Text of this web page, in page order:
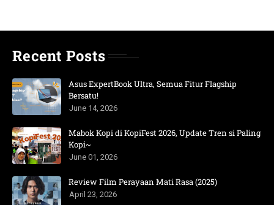
Recent Posts
Asus ExpertBook Ultra, Semua Fitur Flagship
Bersatu!
June 14, 2026
Mabok Kopi di KopiFest 2026, Update Tren si Paling
Kopi~
June 01, 2026
Review Film Perayaan Mati Rasa (2025)
April 23, 2026